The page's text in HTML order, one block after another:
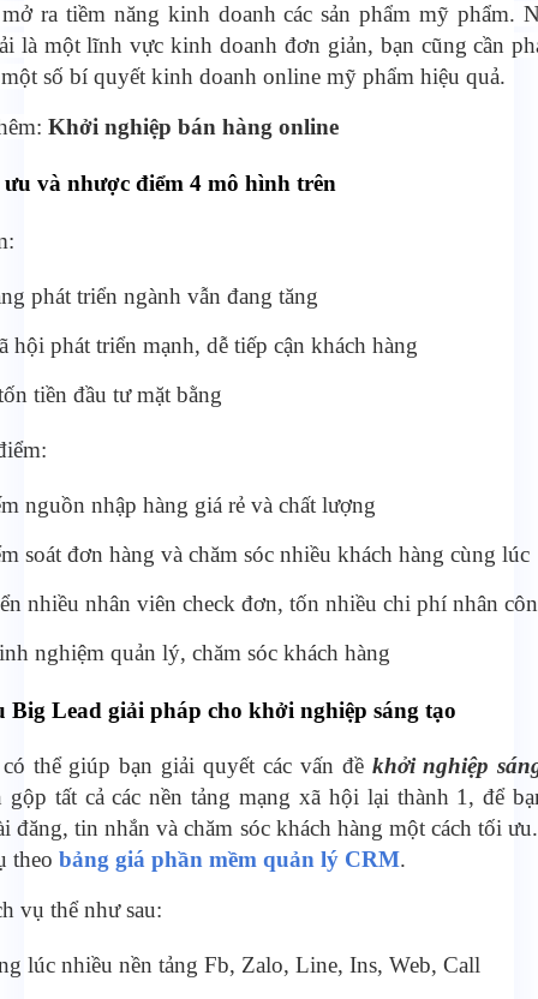
ra tiềm năng kinh doanh các sản phẩm mỹ phẩm.
là một lĩnh vực kinh doanh đơn giản, bạn cũng cần
số bí quyết kinh doanh online mỹ phẩm hiệu quả.
Khởi nghiệp bán hàng online
và nhược điểm 4 mô hình trên
phát triển ngành vẫn đang tăng
hội phát triển mạnh, dễ tiếp cận khách hàng
tiền đầu tư mặt bằng
nguồn nhập hàng giá rẻ và chất lượng
soát đơn hàng và chăm sóc nhiều khách hàng cùng lúc
nhiều nhân viên check đơn, tốn nhiều chi phí nhân
nghiệm quản lý, chăm sóc khách hàng
Big Lead giải pháp cho khởi nghiệp sáng tạo
thể giúp bạn giải quyết các vấn đề khởi nghiệp
gộp tất cả các nền tảng mạng xã hội lại thành 1, để
đăng, tin nhắn và chăm sóc khách hàng một cách tối
theo bảng giá phần mềm quản lý CRM.
vụ thể như sau:
lúc nhiều nền tảng Fb, Zalo, Line, Ins, Web, Call